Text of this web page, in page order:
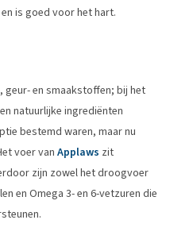
is goed voor het hart.
geur- en smaakstoffen; bij het
natuurlijke ingrediënten
bestemd waren, maar nu
voer van Applaws zit
zijn zowel het droogvoer
en Omega 3- en 6-vetzuren die